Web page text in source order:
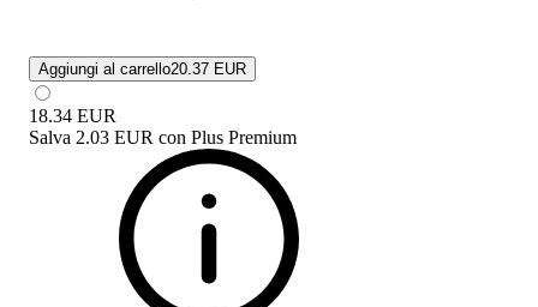
Aggiungi al carrello20.37 EUR
18.34 EUR
Salva 2.03 EUR con Plus Premium